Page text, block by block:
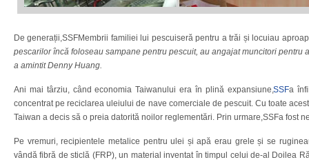
De generații,SSFMembrii familiei lui pescuiseră pentru a trăi și locuiau
pescarilor încă foloseau sampane pentru pescuit, au angajat muncitori pentru
a amintit Denny Huang.
Ani mai târziu, când economia Taiwanului era în plină expansiune,SSFa
concentrat pe reciclarea uleiului de nave comerciale de pescuit. Cu toate
Taiwan a decis să o preia datorită noilor reglementări. Prin urmare,SSFa fost
Pe vremuri, recipientele metalice pentru ulei și apă erau grele și se
vândă fibră de sticlă (FRP), un material inventat în timpul celui de-al Doilea